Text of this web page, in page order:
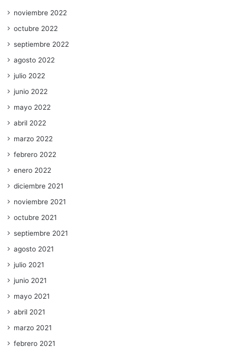
noviembre 2022
octubre 2022
septiembre 2022
agosto 2022
julio 2022
junio 2022
mayo 2022
abril 2022
marzo 2022
febrero 2022
enero 2022
diciembre 2021
noviembre 2021
octubre 2021
septiembre 2021
agosto 2021
julio 2021
junio 2021
mayo 2021
abril 2021
marzo 2021
febrero 2021